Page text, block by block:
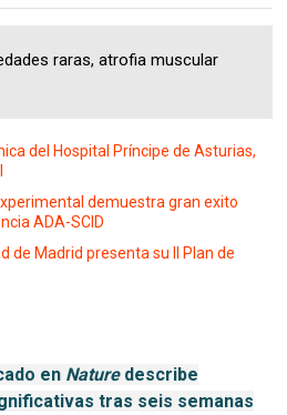
raras, atrofia muscular
del Hospital Príncipe de Asturias,
demuestra gran exito
ADA-SCID
de Madrid presenta su II Plan de
en Naturedescribe
tras seis semanas